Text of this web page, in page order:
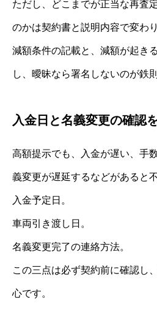
ただし、どこまでが正当な再査
のかは契約書と説明内容で変わり
減額条件の記載と、減額が起き
し、曖昧なら署名しないのが鉄則
入金日と名義変更の確認
高額提示でも、入金が遅い、手
義変更が遅延するなどがあると
入金予定日。
車両引き渡し日。
名義変更完了の連絡方法。
この三点は必ず契約前に確認し
心です。